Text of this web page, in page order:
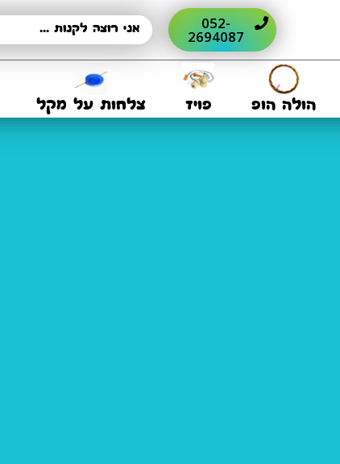
052-
2694087
הולה הופ פויז צלחות על מקל